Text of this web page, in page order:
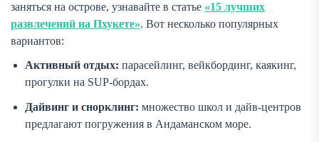
заняться на острове, узнавайте в статье «15 лучших
развлечений на Пхукете». Вот несколько популярных
вариантов:
Активный отдых: парасейлинг, вейкбординг, каякинг,
прогулки на SUP-бордах.
Дайвинг и снорклинг: множество школ и дайв-центров
предлагают погружения в Андаманском море.